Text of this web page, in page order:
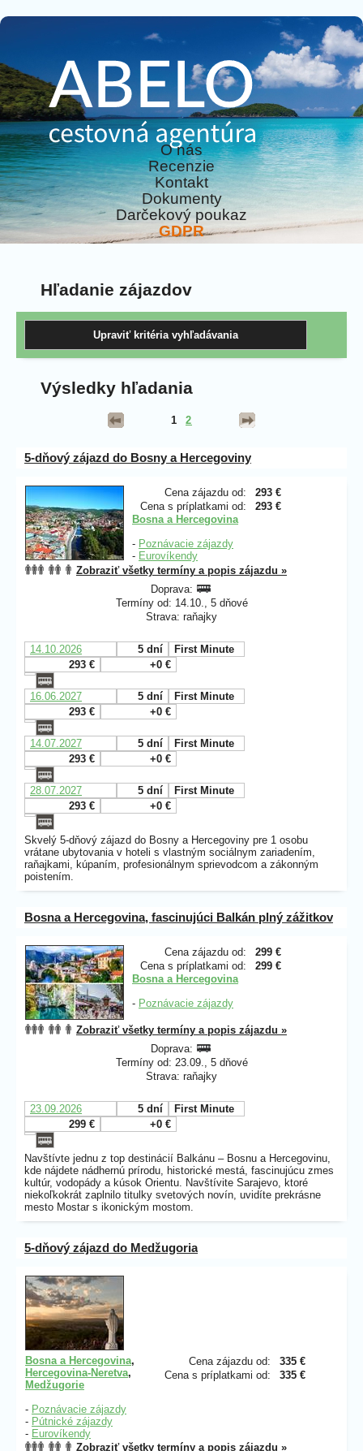
O nás
Recenzie
Kontakt
Dokumenty
Darčekový poukaz
GDPR
Hľadanie zájazdov
Výsledky hľadania
1 2
5-dňový zájazd do Bosny a Hercegoviny
Cena zájazdu od:
293 €
Cena s príplatkami od:
293 €
Bosna a Hercegovina
- Poznávacie zájazdy
- Eurovíkendy
Zobraziť všetky termíny a popis zájazdu »
Doprava:
Termíny od: 14.10., 5 dňové
Strava: raňajky
14.10.2026 5 dní
First Minute
293 €
+0 €
16.06.2027 5 dní
First Minute
293 €
+0 €
14.07.2027 5 dní
First Minute
293 €
+0 €
28.07.2027 5 dní
First Minute
293 €
+0 €
Skvelý 5-dňový zájazd do Bosny a Hercegoviny pre 1 osobu
vrátane ubytovania v hoteli s vlastným sociálnym zariadením,
raňajkami, kúpaním, profesionálnym sprievodcom a zákonným
poistením.
Bosna a Hercegovina, fascinujúci Balkán plný zážitkov
Cena zájazdu od:
299 €
Cena s príplatkami od:
299 €
Bosna a Hercegovina
- Poznávacie zájazdy
Zobraziť všetky termíny a popis zájazdu »
Doprava:
Termíny od: 23.09., 5 dňové
Strava: raňajky
23.09.2026 5 dní
First Minute
299 €
+0 €
Navštívte jednu z top destinácií Balkánu – Bosnu a Hercegovinu,
kde nájdete nádhernú prírodu, historické mestá, fascinujúcu zmes
kultúr, vodopády a kúsok Orientu. Navštívite Sarajevo, ktoré
niekoľkokrát zaplnilo titulky svetových novín, uvidíte prekrásne
mesto Mostar s ikonickým mostom.
5-dňový zájazd do Medžugoria
Cena zájazdu od:
335 €
Cena s príplatkami od:
335 €
Bosna a Hercegovina,
Hercegovina-Neretva,
Medžugorie
- Poznávacie zájazdy
- Pútnické zájazdy
- Eurovíkendy
Zobraziť všetky termíny a popis zájazdu »